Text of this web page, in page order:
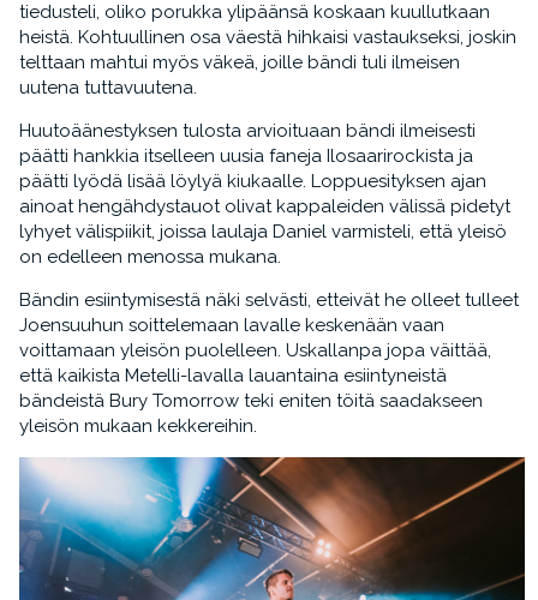
tiedusteli, oliko porukka ylipäänsä koskaan kuullutkaan
heistä. Kohtuullinen osa väestä hihkaisi vastaukseksi, joskin
telttaan mahtui myös väkeä, joille bändi tuli ilmeisen
uutena tuttavuutena.
Huutoäänestyksen tulosta arvioituaan bändi ilmeisesti
päätti hankkia itselleen uusia faneja Ilosaarirockista ja
päätti lyödä lisää löylyä kiukaalle. Loppuesityksen ajan
ainoat hengähdystauot olivat kappaleiden välissä pidetyt
lyhyet välispiikit, joissa laulaja Daniel varmisteli, että yleisö
on edelleen menossa mukana.
Bändin esiintymisestä näki selvästi, etteivät he olleet tulleet
Joensuuhun soittelemaan lavalle keskenään vaan
voittamaan yleisön puolelleen. Uskallanpa jopa väittää,
että kaikista Metelli-lavalla lauantaina esiintyneistä
bändeistä Bury Tomorrow teki eniten töitä saadakseen
yleisön mukaan kekkereihin.